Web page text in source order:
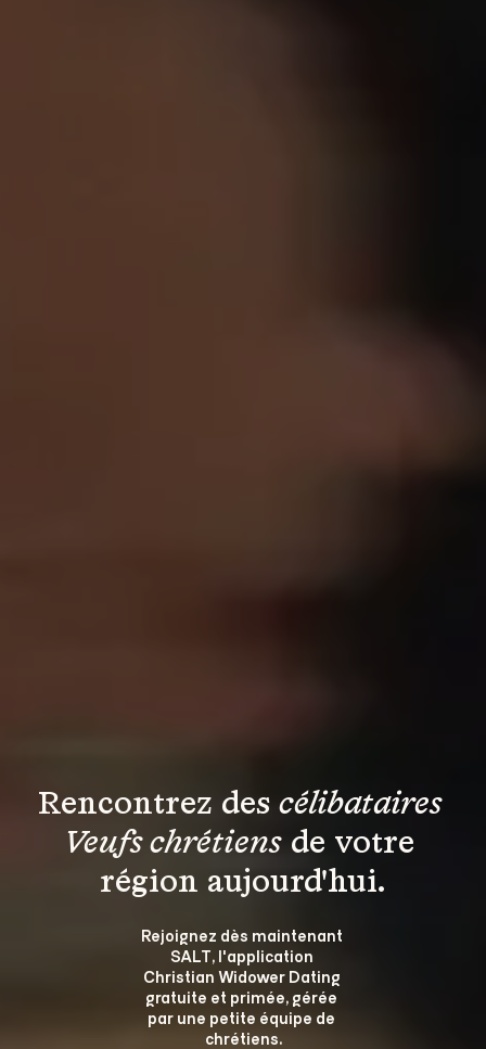
Rencontrez des célibataires
Veufs chrétiens de votre
région aujourd'hui.
Rejoignez dès maintenant
SALT, l'application
Christian Widower Dating
gratuite et primée, gérée
par une petite équipe de
chrétiens.